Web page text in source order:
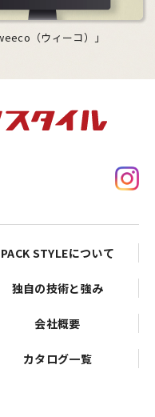
（ウィーコ）」
PACK STYLEについて
独自の技術と強み
会社概要
カタログ一覧